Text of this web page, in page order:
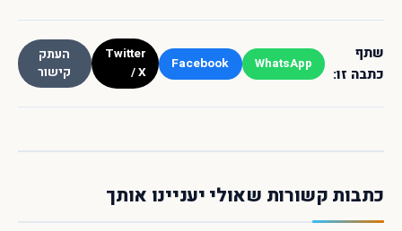
שתף
כתבה זו:
WhatsApp
Facebook
Twitter
/ X
העתק
קישור
כתבות קשורות שאולי יעניינו אותך